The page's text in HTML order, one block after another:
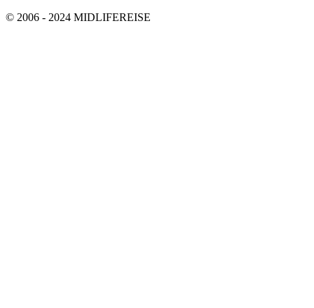
© 2006 - 2024 MIDLIFEREISE